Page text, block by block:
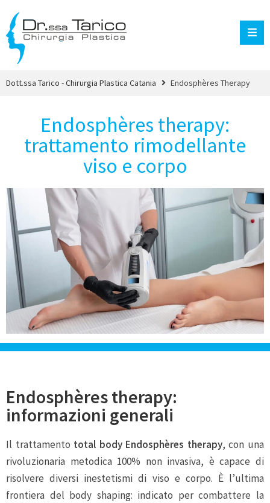
Dott.ssa Tarico - Chirurgia Plastica Catania Endosphères Therapy
Endosphères therapy:
trattamento rimodellante
viso e corpo
Endosphères therapy:
informazioni generali
Il trattamento total body Endosphères therapy, con una
rivoluzionaria metodica 100% non invasiva, è capace di
risolvere diversi inestetismi di viso e corpo. È l’ultima
frontiera del body shaping: indicato per combattere la